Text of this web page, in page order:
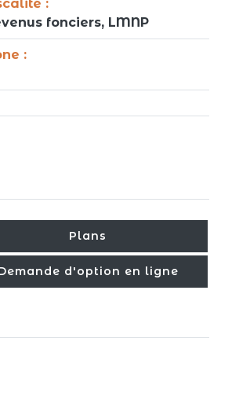
:
fonciers, LMNP
:
Plans
d'option en ligne